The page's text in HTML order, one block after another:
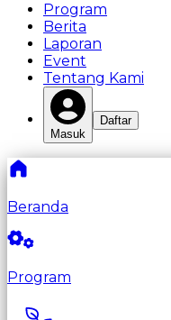
Program
Berita
Laporan
Event
Tentang Kami
Masuk
Daftar
Beranda
Program